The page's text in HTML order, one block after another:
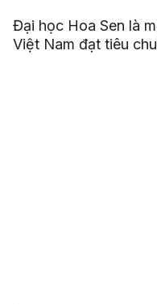
Đại học Hoa Sen là
Việt Nam đạt tiêu